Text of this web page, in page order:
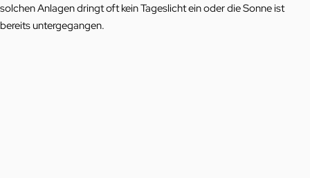
solchen Anlagen dringt oft kein Tageslicht ein oder die Sonne ist
bereits untergegangen.